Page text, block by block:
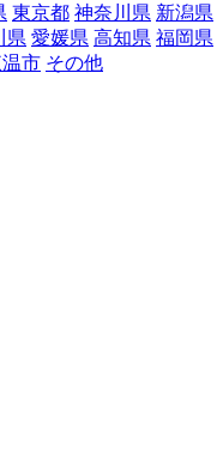
東京都 神奈川県 新潟県
県 愛媛県 高知県 福岡県
市 その他